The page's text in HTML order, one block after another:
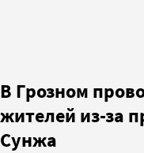
В Грозном
жителей из-за
Сунжа